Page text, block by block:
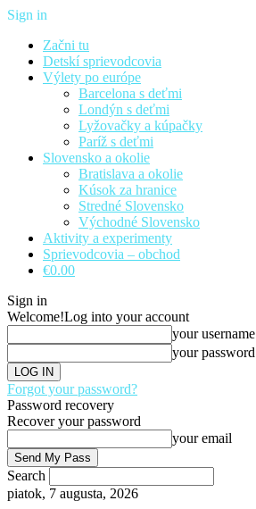
Sign in
Začni tu
Detskí sprievodcovia
Výlety po európe
Barcelona s deťmi
Londýn s deťmi
Lyžovačky a kúpačky
Paríž s deťmi
Slovensko a okolie
Bratislava a okolie
Kúsok za hranice
Stredné Slovensko
Východné Slovensko
Aktivity a experimenty
Sprievodcovia – obchod
€0.00
Sign in
Welcome!Log into your account
your username
your password
Forgot your password?
Password recovery
Recover your password
your email
Search
piatok, 7 augusta, 2026